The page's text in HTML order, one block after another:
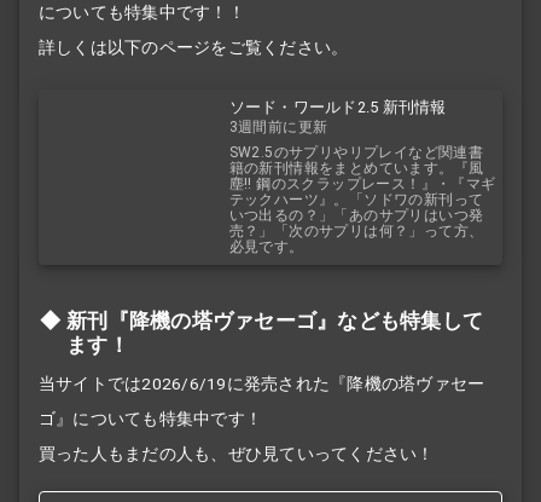
についても特集中です！！
詳しくは以下のページをご覧ください。
ソード・ワールド2.5 新刊情報
3週間前に更新
SW2.5のサプリやリプレイなど関連書
籍の新刊情報をまとめています。『風
塵!! 鋼のスクラップレース！』・『マギ
テックハーツ』。「ソドワの新刊って
いつ出るの？」「あのサプリはいつ発
売？」「次のサプリは何？」って方、
必見です。
新刊『降機の塔ヴァセーゴ』なども特集して
ます！
当サイトでは2026/6/19に発売された『降機の塔ヴァセー
ゴ』についても特集中です！
買った人もまだの人も、ぜひ見ていってください！